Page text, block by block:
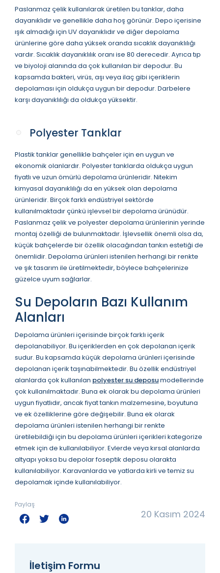
Paslanmaz çelik kullanılarak üretilen bu tanklar, daha
dayanıklıdır ve genellikle daha hoş görünür. Depo içerisine
ışık almadığı için UV dayanıklıdır ve diğer depolama
ürünlerine göre daha yüksek oranda sıcaklık dayanıklılığı
vardır. Sıcaklık dayanıklılık oranı ise 80 derecedir. Ayrıca tıp
ve biyoloji alanında da çok kullanılan bir depodur. Bu
kapsamda bakteri, virüs, aşı veya ilaç gibi içeriklerin
depolaması için oldukça uygun bir depodur. Darbelere
karşı dayanıklılığı da oldukça yüksektir.
Polyester Tanklar
Plastik tanklar genellikle bahçeler için en uygun ve
ekonomik olanlardır. Polyester tanklarda oldukça uygun
fiyatlı ve uzun ömürlü depolama ürünleridir. Nitekim
kimyasal dayanıklılığı da en yüksek olan depolama
ürünleridir. Birçok farklı endüstriyel sektörde
kullanılmaktadır çünkü işlevsel bir depolama ürünüdür.
Paslanmaz çelik ve polyester depolama ürünlerinin yerinde
montaj özelliği de bulunmaktadır. İşlevsellik önemli olsa da,
küçük bahçelerde bir özellik olacağından tankın estetiği de
önemlidir. Depolama ürünleri istenilen herhangi bir renkte
ve şık tasarım ile üretilmektedir, böylece bahçelerinize
güzelce uyum sağlarlar.
Su Depoların Bazı Kullanım
Alanları
Depolama ürünleri içerisinde birçok farklı içerik
depolanabiliyor. Bu içeriklerden en çok depolanan içerik
sudur. Bu kapsamda küçük depolama ürünleri içerisinde
depolanan içerik taşınabilmektedir. Bu özellik endüstriyel
alanlarda çok kullanılan polyester su deposumodellerinde
çok kullanılmaktadır. Buna ek olarak bu depolama ürünleri
uygun fiyatlıdır, ancak fiyat tankın malzemesine, boyutuna
ve ek özelliklerine göre değişebilir. Buna ek olarak
depolama ürünleri istenilen herhangi bir renkte
üretilebildiği için bu depolama ürünleri içerikleri kategorize
etmek için de kullanılabiliyor. Evlerde veya kırsal alanlarda
altyapı yoksa bu depolar foseptik deposu olarakta
kullanılabiliyor. Karavanlarda ve yatlarda kirli ve temiz su
depolamak içinde kullanılabiliyor.
20 Kasım 2024
Paylaş
İletişim Formu